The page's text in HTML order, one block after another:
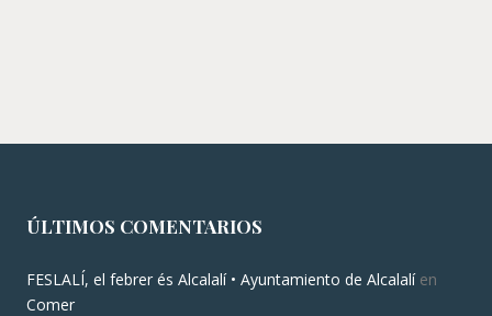
ÚLTIMOS COMENTARIOS
FESLALÍ, el febrer és Alcalalí • Ayuntamiento de Alcalalíen
Comer